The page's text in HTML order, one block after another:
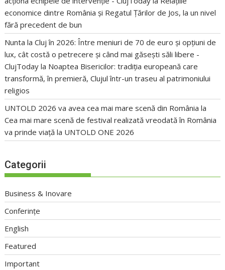
economice dintre România și Regatul Țărilor de Jos, la un nivel
fără precedent de bun
Nunta la Cluj în 2026: Între meniuri de 70 de euro și opțiuni de
lux, cât costă o petrecere și când mai găsești săli libere -
ClujToday la Noaptea Bisericilor: tradiția europeană care
transformă, în premieră, Clujul într-un traseu al patrimoniului
religios
UNTOLD 2026 va avea cea mai mare scenă din România la
Cea mai mare scenă de festival realizată vreodată în România
va prinde viață la UNTOLD ONE 2026
Categorii
Business & Inovare
Conferințe
English
Featured
Important